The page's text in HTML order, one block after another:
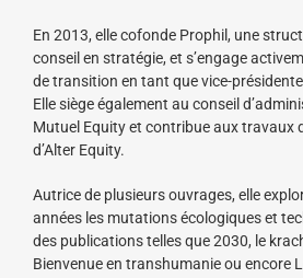
En 2013, elle cofonde Prophil, une
conseil en stratégie, et s’engage
de transition en tant que vice-
Elle siège également au conseil
Mutuel Equity et contribue aux travaux
d’Alter Equity.
Autrice de plusieurs ouvrages, elle
années les mutations écologiques et
des publications telles que 2030, le
Bienvenue en transhumanie ou encore